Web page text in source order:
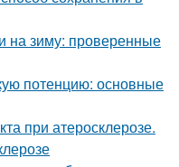
на зиму: проверенные
потенцию: основные
при атеросклерозе.